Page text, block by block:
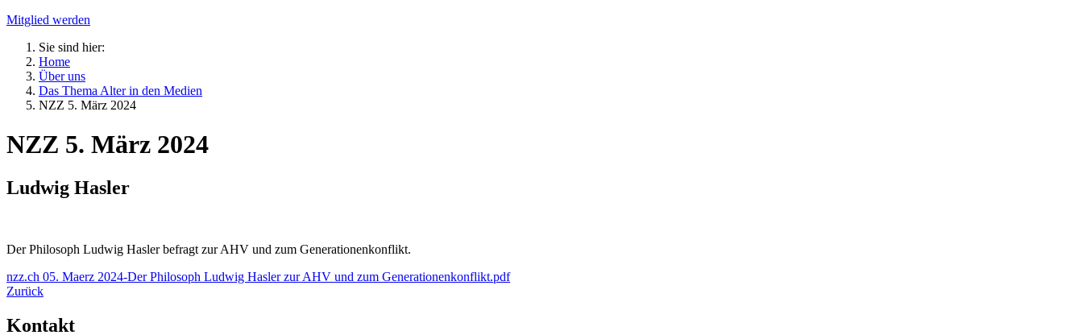
Mitglied werden
Sie sind hier:
Home
Über uns
Das Thema Alter in den Medien
NZZ 5. März 2024
NZZ 5. März 2024
Ludwig Hasler
Der Philosoph Ludwig Hasler befragt zur AHV und zum Generationenkonflikt.
nzz.ch 05. Maerz 2024-Der Philosoph Ludwig Hasler zur AHV und zum Generationenkonflikt.pdf
Zurück
Kontakt